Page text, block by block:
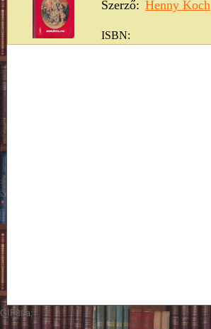
Szerző: Henny Koch
ISBN:
GIF89a;